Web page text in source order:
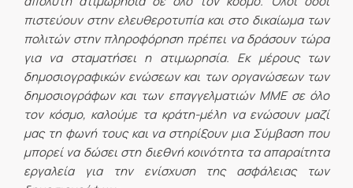
πιστεύουν στην ελευθεροτυπία και στο δικαίωμα των
πολιτών στην πληροφόρηση πρέπει να δράσουν τώρα
για να σταματήσει η ατιμωρησία. Εκ μέρους των
δημοσιογραφικών ενώσεων και των οργανώσεων των
δημοσιογράφων και των επαγγελματιών ΜΜΕ σε όλο
τον κόσμο, καλούμε τα κράτη-μέλη να ενώσουν μαζί
μας τη φωνή τους και να στηρίξουν μια Σύμβαση που
μπορεί να δώσει στη διεθνή κοινότητα τα απαραίτητα
εργαλεία για την ενίσχυση της ασφάλειας των